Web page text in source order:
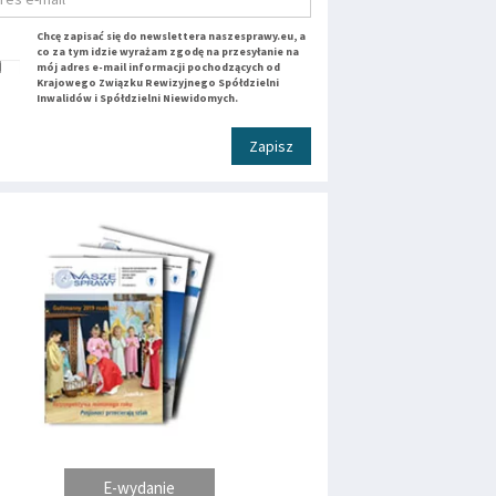
Chcę zapisać się do newslettera naszesprawy.eu, a
co za tym idzie wyrażam zgodę na przesyłanie na
mój adres e-mail informacji pochodzących od
Krajowego Związku Rewizyjnego Spółdzielni
Inwalidów i Spółdzielni Niewidomych.
Zapisz
E-wydanie